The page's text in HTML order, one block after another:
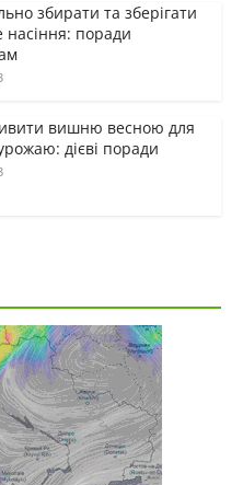
збирати та зберігати
насіння: поради
вишню весною для
дієві поради